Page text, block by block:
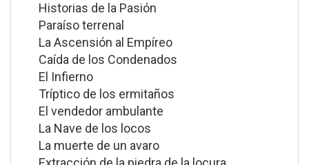
Historias de la Pasión
Paraíso terrenal
La Ascensión al Empíreo
Caída de los Condenados
El Infierno
Tríptico de los ermitaños
El vendedor ambulante
La Nave de los locos
La muerte de un avaro